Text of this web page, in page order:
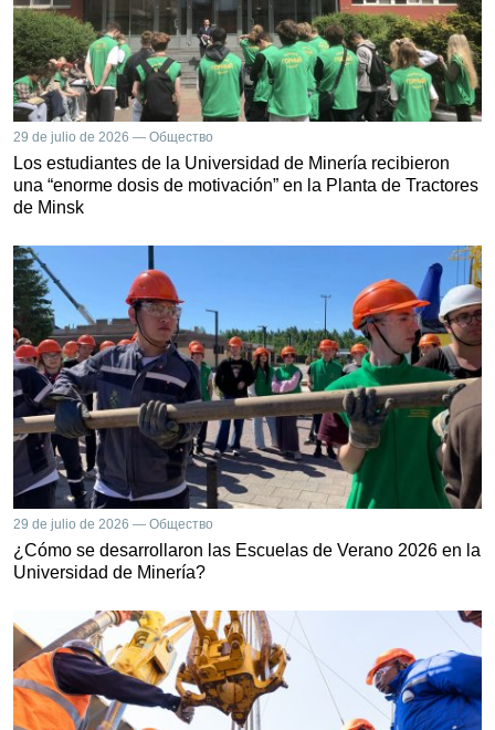
29 de julio de 2026 — Общество
Los estudiantes de la Universidad de Minería recibieron
una “enorme dosis de motivación” en la Planta de Tractores
de Minsk
29 de julio de 2026 — Общество
¿Cómo se desarrollaron las Escuelas de Verano 2026 en la
Universidad de Minería?